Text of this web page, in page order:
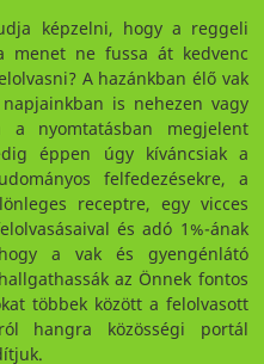
képzelni, hogy a reggeli
menet ne fussa át kedvenc
A hazánkban élő vak
is nehezen vagy
nyomtatásban megjelent
éppen úgy kíváncsiak a
felfedezésekre, a
receptre, egy vicces
és adó 1%-ának
a vak és gyengénlátó
az Önnek fontos
többek között a felolvasott
hangra közösségi portál